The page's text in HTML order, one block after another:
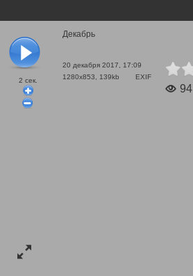
2 сек.
Декабрь
20 декабря 2017, 17:09
1280x853, 139kb
EXIF
94